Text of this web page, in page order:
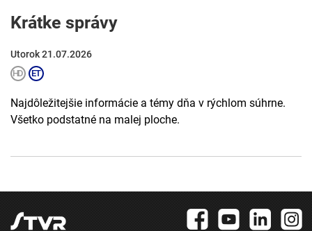
Krátke správy
Utorok 21.07.2026
Najdôležitejšie informácie a témy dňa v rýchlom súhrne.
Všetko podstatné na malej ploche.